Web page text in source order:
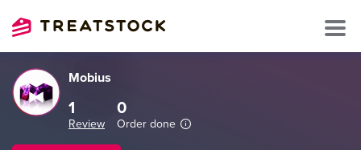
Mobius
1
Review
0
Order done